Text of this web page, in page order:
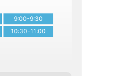
9:00-9:30
10:30-11:00